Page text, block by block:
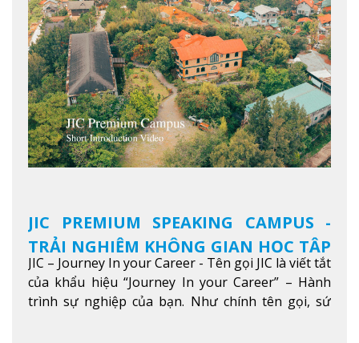
JIC PREMIUM SPEAKING CAMPUS -
TRẢI NGHIỆM KHÔNG GIAN HỌC TẬP
5 SAO TẠI BAGUIO
JIC – Journey In your Career - Tên gọi JIC là viết tắt
của khẩu hiệu “Journey In your Career” – Hành
trình sự nghiệp của bạn. Như chính tên gọi, sứ